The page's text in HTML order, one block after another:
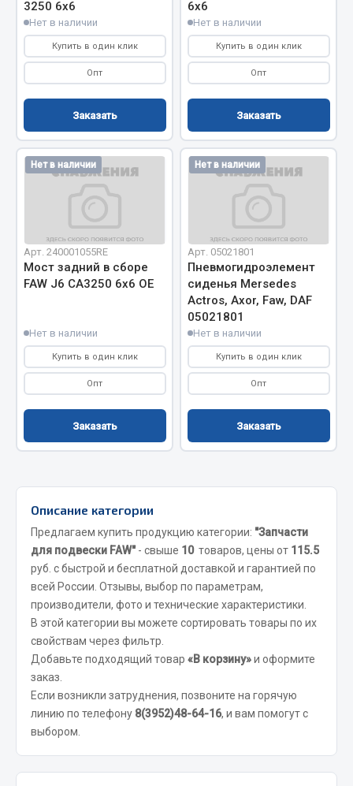
Фитинги
Штуцеры
Инструмент
Автомобильный инструмент
Силовое оборудование
Слесарный инструмент
Показать ещё
Весь раздел
Цепи подъёмные
РТИ
Кольца уплотнительные
Лента конвейерная
Манжеты
Паронит
Патрубки
Прокладки
Рукава высокого давления
Показать ещё
Весь раздел
3250 6х6
Нет в наличии
Купить в один клик
Опт
Заказать
6х6
Нет в наличии
Купить в один клик
Опт
Заказать
Нет в наличии
Арт. 240001055RE
Мост задний в сборе
FAW J6 CA3250 6х6 OE
Нет в наличии
Купить в один клик
Опт
Заказать
Нет в наличии
Арт. 05021801
Пневмогидроэлемент
сиденья Mersedes
Actros, Axor, Faw, DAF
05021801
Нет в наличии
Купить в один клик
Опт
Заказать
Описание категории
Предлагаем купить продукцию категории: "Запчасти
для подвески FAW"- свыше 10 товаров, цены от 115.5
руб. с быстрой и бесплатной доставкой и гарантией по
всей России. Отзывы, выбор по параметрам,
производители, фото и технические характеристики.
В этой категории вы можете сортировать товары по их
свойствам через фильтр.
Добавьте подходящий товар «В корзину»и оформите
заказ.
Если возникли затруднения, позвоните на горячую
линию по телефону 8(3952)48-64-16, и вам помогут с
выбором.